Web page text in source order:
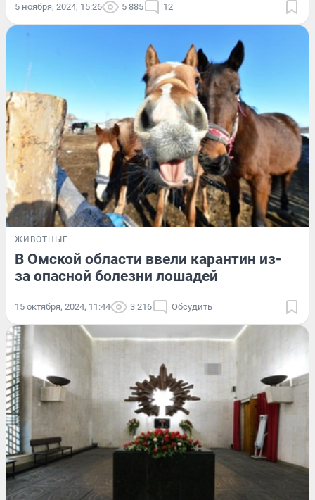
5 ноября, 2024, 15:26 5 885 12
ЖИВОТНЫЕ
В Омской области ввели карантин из-
за опасной болезни лошадей
15 октября, 2024, 11:44 3 216 Обсудить